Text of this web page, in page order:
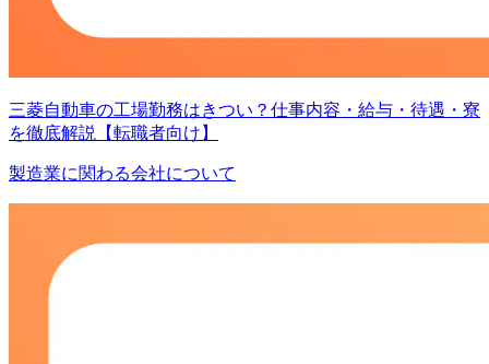
三菱自動車の工場勤務はきつい？仕事内容・給与・待遇・寮
を徹底解説【転職者向け】
製造業に関わる会社について